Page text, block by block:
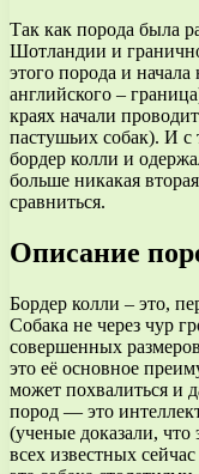
Так как порода была
Шотландии и
этого порода и начала
английского –
краях начали
пастушьих собак). И с
бордер колли и
больше никакая
сравниться.
Описание
Бордер колли – это,
Собака не через чур
совершенных
это её основное
может похвалиться и
пород — это
(ученые доказали, что
всех известных